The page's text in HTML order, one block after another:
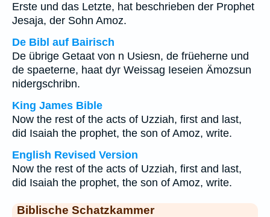
Erste und das Letzte, hat beschrieben der Prophet
Jesaja, der Sohn Amoz.
De Bibl auf Bairisch
De übrige Getaat von n Usiesn, de früeherne und
de spaeterne, haat dyr Weissag Ieseien Ämozsun
nidergschribn.
King James Bible
Now the rest of the acts of Uzziah, first and last,
did Isaiah the prophet, the son of Amoz, write.
English Revised Version
Now the rest of the acts of Uzziah, first and last,
did Isaiah the prophet, the son of Amoz, write.
Biblische Schatzkammer